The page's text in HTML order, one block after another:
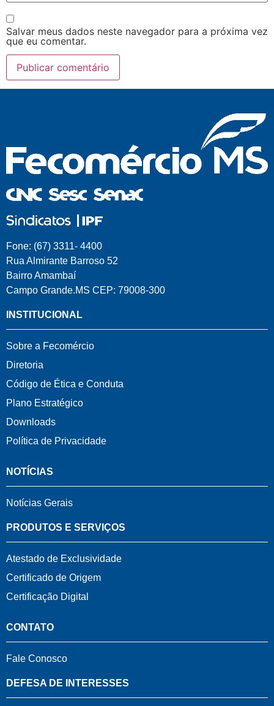
Salvar meus dados neste navegador para a próxima vez
que eu comentar.
Fone: (67) 3311- 4400
Rua Almirante Barroso 52
Bairro Amambaí
Campo Grande.MS CEP: 79008-300
INSTITUCIONAL
Sobre a Fecomércio
Diretoria
Código de Ética e Conduta
Plano Estratégico
Downloads
Política de Privacidade
NOTÍCIAS
Notícias Gerais
PRODUTOS E SERVIÇOS
Atestado de Exclusividade
Certificado de Origem
Certificação Digital
CONTATO
Fale Conosco
DEFESA DE INTERESSES